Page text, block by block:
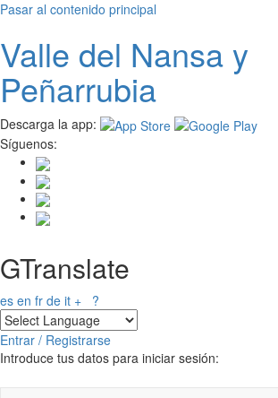
Pasar al contenido principal
Valle del Nansay
Peñarrubia
Descarga la app:
Síguenos:
GTranslate
es en fr de it + ?
Entrar / Registrarse
Introduce tus datos para iniciar sesión: